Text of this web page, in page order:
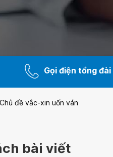
Gọi điện tổng đài
Chủ đề vắc-xin uốn ván
bài viết